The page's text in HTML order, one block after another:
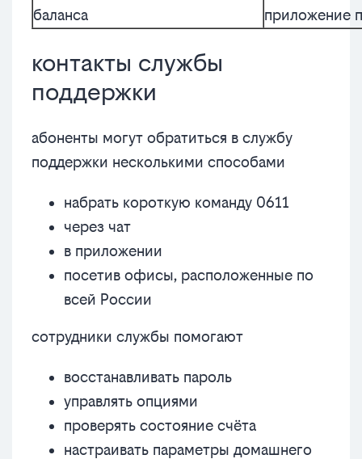
баланса
приложение
контакты службы
поддержки
абоненты могут обратиться в службу
поддержки несколькими способами
набрать короткую команду 0611
через чат
в приложении
посетив офисы, расположенные по
всей России
сотрудники службы помогают
восстанавливать пароль
управлять опциями
проверять состояние счёта
настраивать параметры домашнего